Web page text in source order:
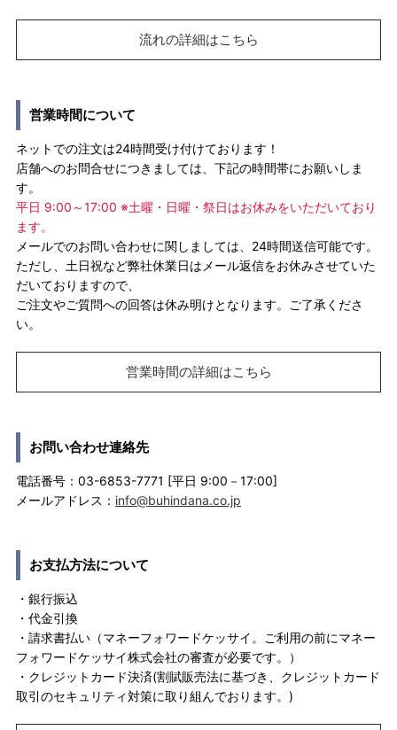
流れの詳細はこちら
営業時間について
ネットでの注文は24時間受け付けております！
店舗へのお問合せにつきましては、下記の時間帯にお願いしま
す。
平日 9:00～17:00 ※土曜・日曜・祭日はお休みをいただいており
ます。
メールでのお問い合わせに関しましては、24時間送信可能です。
ただし、土日祝など弊社休業日はメール返信をお休みさせていた
だいておりますので、
ご注文やご質問への回答は休み明けとなります。ご了承くださ
い。
営業時間の詳細はこちら
お問い合わせ連絡先
電話番号：03-6853-7771 [平日 9:00－17:00]
メールアドレス： info@buhindana.co.jp
お支払方法について
・銀行振込
・代金引換
・請求書払い（マネーフォワードケッサイ。ご利用の前にマネー
フォワードケッサイ株式会社の審査が必要です。）
・クレジットカード決済(割賦販売法に基づき、クレジットカード
取引のセキュリティ対策に取り組んでおります。)